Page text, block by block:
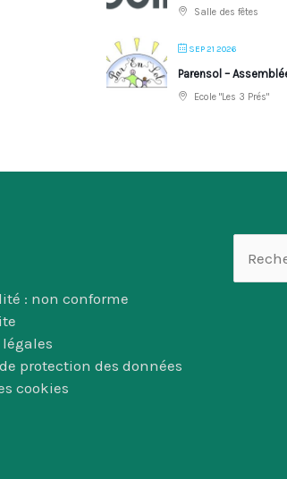
Salle des fêtes
SEP 21 2026
Parensol –
Ecole "Les 3 Prés"
: non conforme
protection des données
cookies